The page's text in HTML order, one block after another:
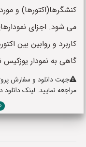
کنشگرها(اکتورها) و
می شود. اجزای
کاربرد و روابین بین
گاهی به نمودار
جهت دانلود و سفارش
مراجعه نمایید. لینک دانلود